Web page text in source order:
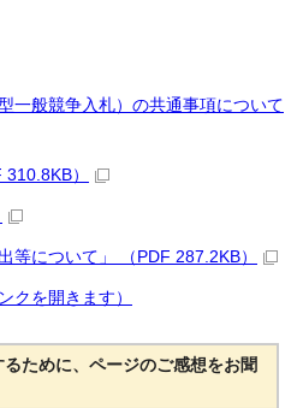
一般競争入札）の共通事項について
）
等について」 （PDF 287.2KB）
クを開きます）
ために、ページのご感想をお聞